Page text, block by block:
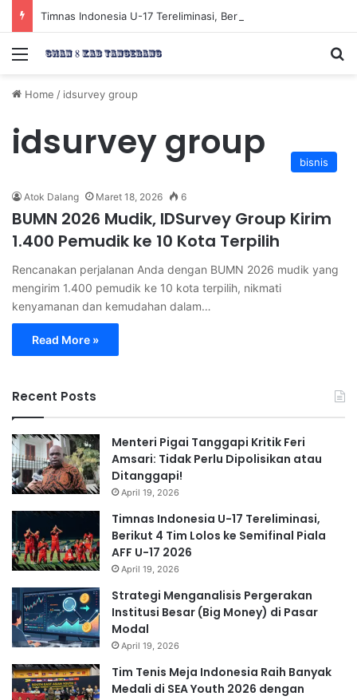
Menu
Home / idsurvey group
idsurvey group bisnis
Atok Dalang Maret 18, 2026 6
BUMN 2026 Mudik, IDSurvey Group Kirim
1.400 Pemudik ke 10 Kota Terpilih
Rencanakan perjalanan Anda dengan BUMN 2026 mudik yang
mengirim 1.400 pemudik ke 10 kota terpilih, nikmati
kenyamanan dan kemudahan dalam…
Read More »
Recent Posts
Menteri Pigai Tanggapi Kritik Feri
Amsari: Tidak Perlu Dipolisikan atau
Ditanggapi!
April 19, 2026
Timnas Indonesia U-17 Tereliminasi,
Berikut 4 Tim Lolos ke Semifinal Piala
AFF U-17 2026
April 19, 2026
Strategi Menganalisis Pergerakan
Institusi Besar (Big Money) di Pasar
Modal
April 19, 2026
Tim Tenis Meja Indonesia Raih Banyak
Medali di SEA Youth 2026 dengan